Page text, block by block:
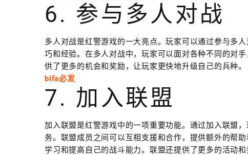
6. 参与多人对战
多人对战是红警游戏的一大亮点。玩家可以通过参与多
巧和经验。在多人对战中，玩家可以面对各种不同的对
供了更多的机会和奖励，让玩家更快地升级自己的兵种。
bifa必发
7. 加入联盟
加入联盟是红警游戏中的一项重要功能。通过加入联盟
务。联盟成员之间可以互相支援和合作，提供额外的帮
学习和提高自己的战斗能力。联盟还提供了更多的活动